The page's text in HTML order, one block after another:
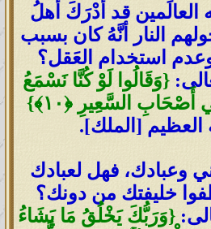
العالَمين قد أَدْرَكَ أهلُ
النار أنَّهُ كان بسبب
وعدم استخدام العَقل؟
{وَقَالُوا لَوْ كُنَّا نَسْمَعُ
أَصْحَابِ السَّعِيرِ ﴿١٠﴾}
العظيم [الملك].
وعبادك، فهل لعبادك
خليفتك من دونك؟
{وَرَبُّكَ يَخْلُقُ مَا يَشَاءُ